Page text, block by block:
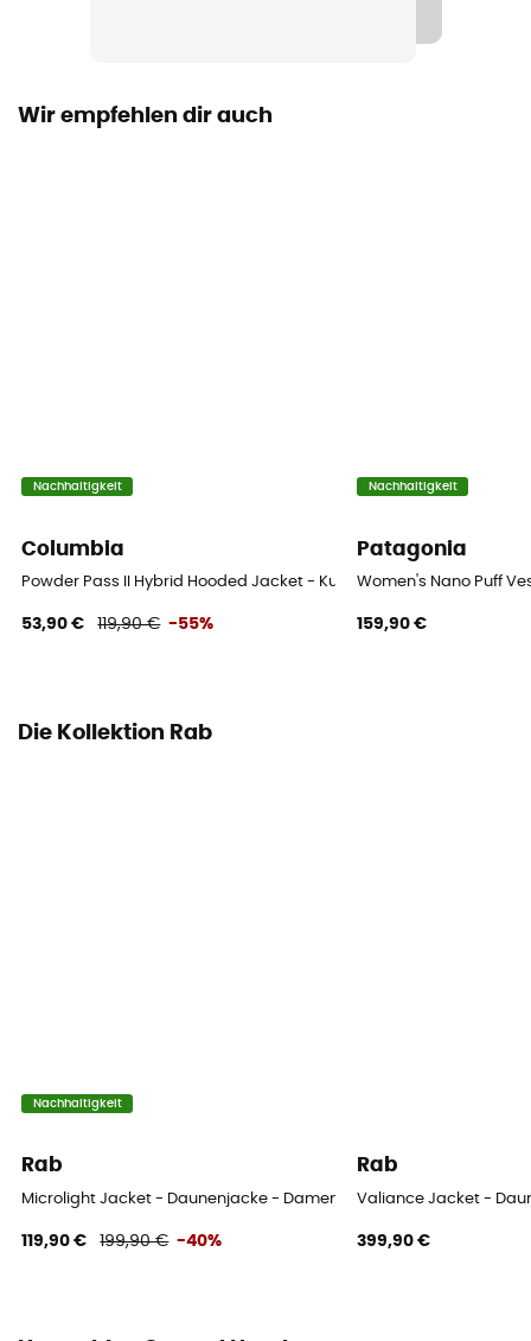
100% Flaum
Materialangabe
Duvet
Wir empfehlen dir auch
Nachhaltigkeit
Columbia
Powder Pass II Hybrid Hooded Jacket - Kunstfaserjacke - Damen
53,90 € 119,90 € -55%
Nachhaltigkeit
Patagonia
Women's Nano Puff
159,90 €
Die Kollektion Rab
Nachhaltigkeit
Rab
Microlight Jacket - Daunenjacke - Damen
119,90 € 199,90 € -40%
Rab
Valiance Jacket -
399,90 €